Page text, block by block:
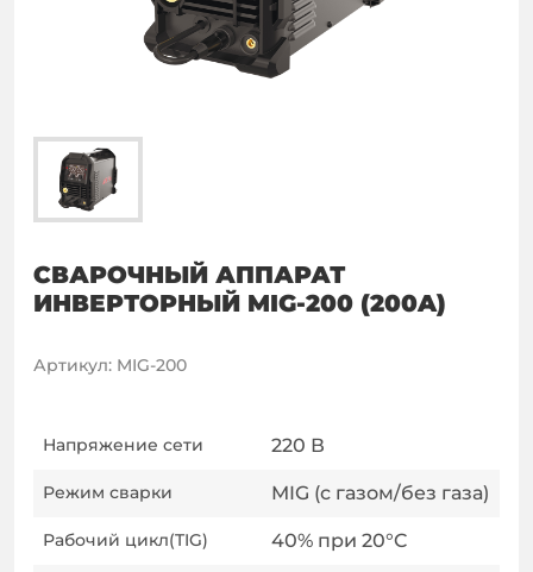
СВАРОЧНЫЙ АППАРАТ
ИНВЕРТОРНЫЙ MIG-200 (200A)
Артикул: MIG-200
Напряжение сети 220 В
Режим сварки MIG (с газом/без газа)
Рабочий цикл(TIG) 40% при 20°C